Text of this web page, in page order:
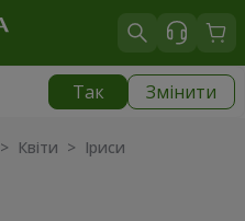
Так Змінити
> Квіти > Іриси